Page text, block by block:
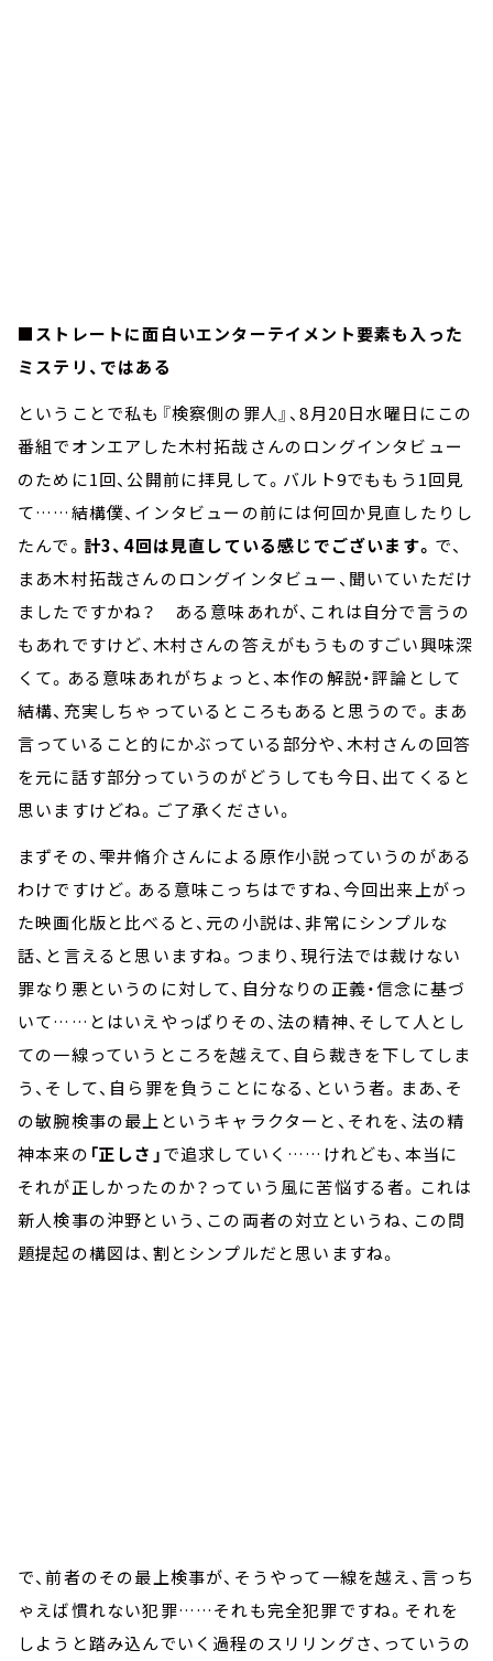
■ストレートに面白いエンターテイメント要素も入った
ミステリ、ではある
ということで私も『検察側の罪人』、8月20日水曜日にこの
番組でオンエアした木村拓哉さんのロングインタビュー
のために1回、公開前に拝見して。バルト9でももう1回見
て……結構僕、インタビューの前には何回か見直したりし
たんで。 計3、4回は見直している感じでございます。 で、
まあ木村拓哉さんのロングインタビュー、聞いていただけ
ましたですかね？ ある意味あれが、これは自分で言うの
もあれですけど、木村さんの答えがもうものすごい興味深
くて。ある意味あれがちょっと、本作の解説・評論として
結構、充実しちゃっているところもあると思うので。まあ
言っていること的にかぶっている部分や、木村さんの回答
を元に話す部分っていうのがどうしても今日、出てくると
思いますけどね。ご了承ください。
まずその、雫井脩介さんによる原作小説っていうのがある
わけですけど。ある意味こっちはですね、今回出来上がっ
た映画化版と比べると、元の小説は、非常にシンプルな
話、と言えると思いますね。つまり、現行法では裁けない
罪なり悪というのに対して、自分なりの正義・信念に基づ
いて……とはいえやっぱりその、法の精神、そして人とし
ての一線っていうところを越えて、自ら裁きを下してしま
う、そして、自ら罪を負うことになる、という者。まあ、そ
の敏腕検事の最上というキャラクターと、それを、法の精
神本来の 「正しさ」で追求していく……けれども、本当に
それが正しかったのか？っていう風に苦悩する者。これは
新人検事の沖野という、この両者の対立というね、この問
題提起の構図は、割とシンプルだと思いますね。
で、前者のその最上検事が、そうやって一線を越え、言っち
ゃえば慣れない犯罪……それも完全犯罪ですね。それを
しようと踏み込んでいく過程のスリリングさ、っていうの